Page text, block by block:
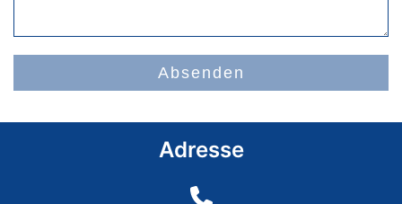
Absenden
Adresse